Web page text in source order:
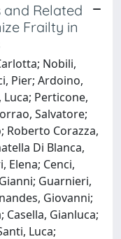
Related
Frailty in
Nobili,
Pier; Ardoino,
Perticone,
Salvatore;
Roberto Corazza,
Di Blanca,
Elena; Cenci,
Guarnieri,
Giovanni;
Gianluca;
Luca;